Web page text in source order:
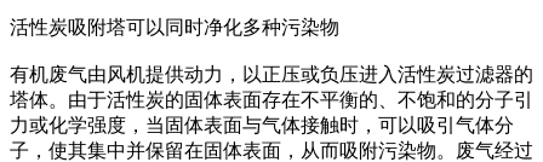
活性炭吸附塔可以同时净化多种污染物
有机废气由风机提供动力，以正压或负压进入活性炭过滤器的
塔体。由于活性炭的固体表面存在不平衡的、不饱和的分子引
力或化学强度，当固体表面与气体接触时，可以吸引气体分
子，使其集中并保留在固体表面，从而吸附污染物。废气经过